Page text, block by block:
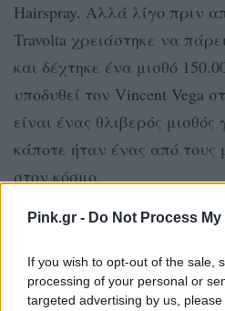
Pink.gr - Do Not Process
If you wish to opt-out of the sale,
processing of your personal or
targeted advertising by us,
Hairspray. Αλλά λίγο πριν
Travolta χρειάστηκε να
και δέχτηκε ένα μισθό
υποδυθεί τον Vincent Vega
είναι ένας θλιβερός μισθός
κάποτε ήταν ένας από
στον κόσμο.
OPRAH WINFREY
35.000 $ για το The Color